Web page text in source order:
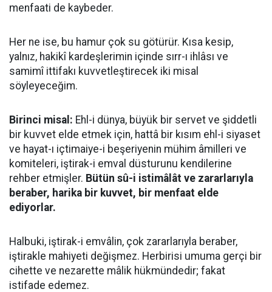
menfaati de kaybeder.
Her ne ise, bu hamur çok su götürür. Kısa kesip,
yalnız, hakikî kardeşlerimin içinde sırr-ı ihlâsı ve
samimî ittifakı kuvvetleştirecek iki misal
söyleyeceğim.
Birinci misal: Ehl-i dünya, büyük bir servet ve şiddetli
bir kuvvet elde etmek için, hattâ bir kısım ehl-i siyaset
ve hayat-ı içtimaiye-i beşeriyenin mühim âmilleri ve
komiteleri, iştirak-i emval düsturunu kendilerine
rehber etmişler. Bütün sû-i istimâlât ve zararlarıyla
beraber, harika bir kuvvet, bir menfaat elde
ediyorlar.
Halbuki, iştirak-i emvâlin, çok zararlarıyla beraber,
iştirakle mahiyeti değişmez. Herbirisi umuma gerçi bir
cihette ve nezarette mâlik hükmündedir; fakat
istifade edemez.